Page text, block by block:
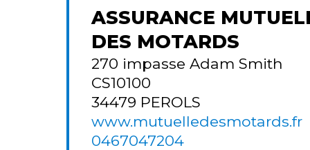
ASSURANCE
DES MOTARDS
270 impasse Adam Smith
CS10100
34479 PEROLS
www.mutuelledesmotards.fr
0467047204